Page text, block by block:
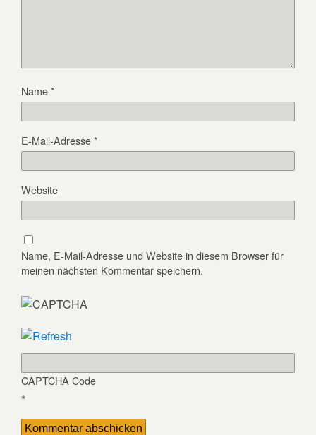
Name*
E-Mail-Adresse*
Website
Name, E-Mail-Adresse und Website in diesem Browser für
meinen nächsten Kommentar speichern.
CAPTCHA Code
*